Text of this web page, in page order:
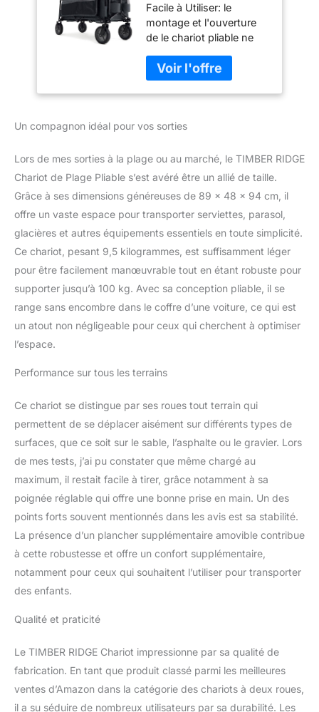
Poignée Réglable
Facile à Utiliser: le
montage et l'ouverture
de le chariot pliable ne
minute, comme vous
pouvez le voir dans la
vidéo du produit. Grâce à
quatre côtés, il est plus
marché, facile à stocker
et à transporter. Poignée
pivotante à 360°: le
chariot de transport
dispose d'un système de
direction robuste et
d'un tissu Oxford
résistant et d'un
matériau PVC de haute
qualité. Tous
espace de rangement: le
grand espace de
chargement pour de
nombreuses choses. Le
chariot de jardin a des
poches latérales avec
fermeture éclair pour trier
toutes les petites
choses. Avec une charge
Application à toutes les
occasions: que vous
transportiez des animaux
domestiques, ce chariot
toutes les exigences.
Un compagnon idéal pour vos sorties
Lors de mes sorties à la plage ou au marché, le TIMBER RIDGE
Chariot de Plage Pliable s’est avéré être un allié de taille.
Grâce à ses dimensions généreuses de 89 x 48 x 94 cm, il
offre un vaste espace pour transporter serviettes, parasol,
glacières et autres équipements essentiels en toute simplicité.
Ce chariot, pesant 9,5 kilogrammes, est suffisamment léger
pour être facilement manœuvrable tout en étant robuste pour
supporter jusqu’à 100 kg. Avec sa conception pliable, il se
range sans encombre dans le coffre d’une voiture, ce qui est
un atout non négligeable pour ceux qui cherchent à optimiser
l’espace.
Performance sur tous les terrains
Ce chariot se distingue par ses roues tout terrain qui
permettent de se déplacer aisément sur différents types de
surfaces, que ce soit sur le sable, l’asphalte ou le gravier. Lors
de mes tests, j’ai pu constater que même chargé au
maximum, il restait facile à tirer, grâce notamment à sa
poignée réglable qui offre une bonne prise en main. Un des
points forts souvent mentionnés dans les avis est sa stabilité.
La présence d’un plancher supplémentaire amovible contribue
à cette robustesse et offre un confort supplémentaire,
notamment pour ceux qui souhaitent l’utiliser pour transporter
des enfants.
Qualité et praticité
Le TIMBER RIDGE Chariot impressionne par sa qualité de
fabrication. En tant que produit classé parmi les meilleures
ventes d’Amazon dans la catégorie des chariots à deux roues,
il a su séduire de nombreux utilisateurs par sa durabilité. Les